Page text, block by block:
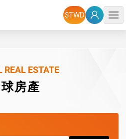
選單
REAL ESTATE
房產